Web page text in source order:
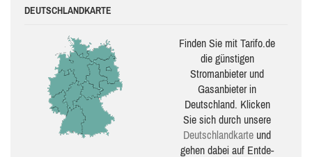
DEUTSCHLANDKARTE
Finden Sie mit Tarifo.de
die güns­ti­gen
Stromanbieter und
Gasanbieter in
Deutschland. Klicken
Sie sich durch unsere
Deutsch­land­karte und
gehen dabei auf Ent­de­